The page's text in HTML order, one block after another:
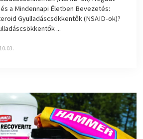
a Mindennapi Életben Bevezetés:
Gyulladáscsökkentők (NSAID-ok)?
...